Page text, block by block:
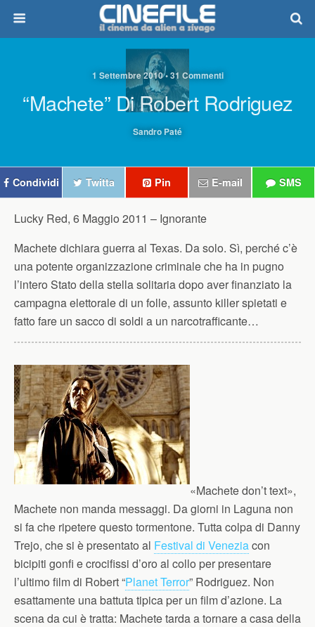
1 Settembre 2010 • 31 Commenti
“Machete” Di Robert Rodriguez
Sandro Paté
Condividi Twitta Pin E-mail SMS
Lucky Red, 6 Maggio 2011 – Ignorante
Machete dichiara guerra al Texas. Da solo. Sì, perché c’è
una potente organizzazione criminale che ha in pugno
l’intero Stato della stella solitaria dopo aver finanziato la
campagna elettorale di un folle, assunto killer spietati e
fatto fare un sacco di soldi a un narcotrafficante…
«Machete don’t text»,
Machete non manda messaggi. Da giorni in Laguna non
si fa che ripetere questo tormentone. Tutta colpa di Danny
Trejo, che si è presentato al Festival di Veneziacon
bicipiti gonfi e crocifissi d’oro al collo per presentare
l’ultimo film di Robert “Planet Terror” Rodriguez. Non
esattamente una battuta tipica per un film d’azione. La
scena da cui è tratta: Machete tarda a tornare a casa della